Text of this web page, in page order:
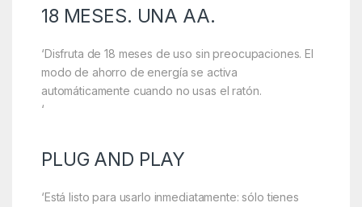
18 MESES. UNA AA.
‘Disfruta de 18 meses de uso sin preocupaciones. El
modo de ahorro de energía se activa
automáticamente cuando no usas el ratón.
‘
PLUG AND PLAY
‘Está listo para usarlo inmediatamente: sólo tienes